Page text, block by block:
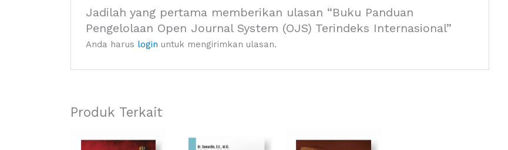
Jadilah yang pertama memberikan ulasan “Buku Panduan
Pengelolaan Open Journal System (OJS) Terindeks Internasional”
Anda harus login untuk mengirimkan ulasan.
Produk Terkait